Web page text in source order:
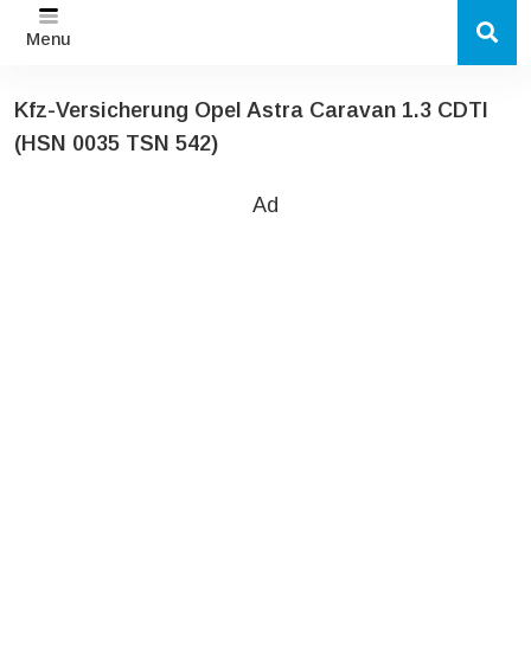
Menu
Kfz-Versicherung Opel Astra Caravan 1.3 CDTI
(HSN 0035 TSN 542)
Ad